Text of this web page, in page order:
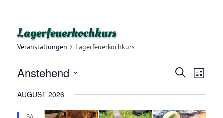
Lagerfeuerkochkurs
Veranstaltungen Lagerfeuerkochkurs
V
E
Suche V
Liste
Anstehend
AUGUST 2026
SA.